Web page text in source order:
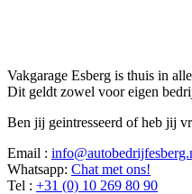
Vakgarage Esberg is thuis in
Dit geldt zowel voor eigen
Ben jij geintresseerd of heb jij
Email :
Whatsapp: Chat met ons!
Tel : +31 (0) 10 269 80 90